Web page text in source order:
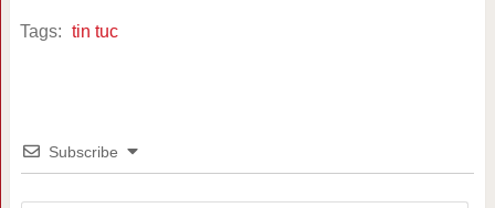
Tags: tin tuc
Subscribe